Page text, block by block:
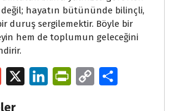
hayatın bütününde bilinçli,
duruş sergilemektir. Böyle bir
hem de toplumun geleceğini